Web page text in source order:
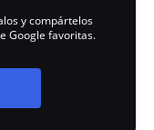
y compártelos
Google favoritas.